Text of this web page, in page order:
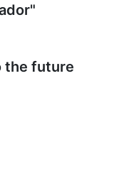
the future